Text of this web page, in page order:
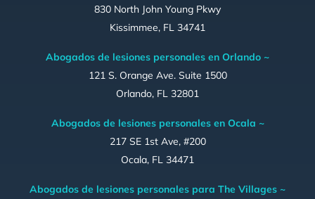
830 North John Young Pkwy
Kissimmee, FL 34741
Abogados de lesiones personales en Orlando ~
121 S. Orange Ave. Suite 1500
Orlando, FL 32801
Abogados de lesiones personales en Ocala ~
217 SE 1st Ave, #200
Ocala, FL 34471
Abogados de lesiones personales para The Villages ~